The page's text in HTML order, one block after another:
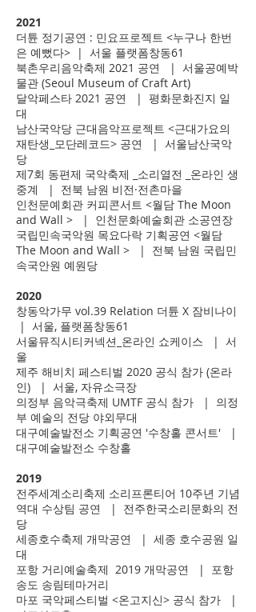
2021
더튠 정기공연 : 민요프로젝트 <누구나 한번
은 예뻤다> | 서울 플랫폼창동61
북촌우리음악축제 2021 공연 | 서울공예박
물관 (Seoul Museum of Craft Art)
달악페스타 2021 공연 | 평화문화진지 일
대
남산국악당 근대음악프로젝트 <근대가요의
재탄생_모단레코드> 공연 | 서울남산국악
당
제7회 동편제 국악축제 _소리열전 _온라인 생
중계 | 전북 남원 비전·전촌마을
인천문예회관 커피콘서트 <월담 The Moon
and Wall > | 인천문화예술회관 소공연장
국립민속국악원 목요다락 기획공연 <월담
The Moon and Wall > | 전북 남원 국립민
속국안원 예원당
2020
창동악가무 vol.39 Relation 더튠 X 잠비나이
| 서울, 플랫폼창동61
서울뮤직시티커넥션_온라인 쇼케이스 | 서
울
제주 해비치 페스티벌 2020 공식 참가 (온라
인) | 서울, 자유소극장
의정부 음악극축제 UMTF 공식 참가 | 의정
부 예술의 전당 야외무대
대구예술발전소 기획공연 '수창홀 콘서트' |
대구예술발전소 수창홀
2019
전주세계소리축제 소리프론티어 10주년 기념
역대 수상팀 공연 | 전주한국소리문화의 전
당
세종호수축제 개막공연 | 세종 호수공원 일
대
포항 거리예술축제 2019 개막공연 | 포항
송도 송림테마거리
마포 국악페스티벌 <온고지신> 공식 참가 |